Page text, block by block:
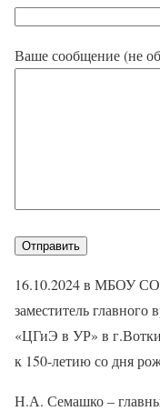
Ваше сообщение (не
16.10.2024 в МБОУ
заместитель
«ЦГиЭ в УР» в
к 150-летию со дня
Н.А. Семашко –